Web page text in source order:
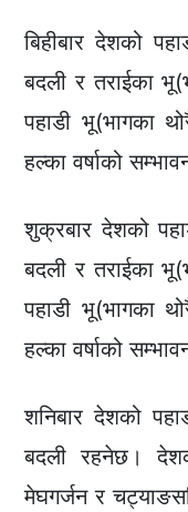
बिहीबार देशको
बदली र तराईका
पहाडी भू(भागका
हल्का वर्षाको
शुक्रबार देशको
बदली र तराईका
पहाडी भू(भागका
हल्का वर्षाको
शनिबार देशको
बदली रहनेछ।
मेघगर्जन र